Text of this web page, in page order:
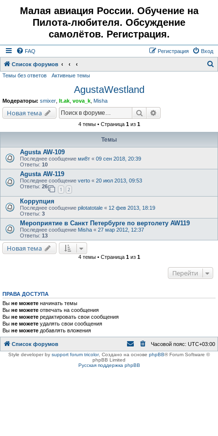
Малая авиация России. Обучение на
Пилота-любителя. Обсуждение
самолётов. Регистрация.
FAQ Вход
Регистрация
Список форумов
Темы без ответов Активные темы
AgustaWestland
Модераторы: smixer lt.ak vova_k Misha
Новая тема Поиск
4 темы • Страница 1из 1
Темы
Agusta AW-109
Последнее сообщение ми8т « 09 сен 2018, 20:39
Ответы: 10
Agusta AW-119
Последнее сообщение verto « 20 июл 2013, 09:53
Ответы: 26
1 2
Коррупция
Последнее сообщение pilotatotale « 12 фев 2013, 18:19
Ответы: 3
Мероприятие в Санкт Петербурге по вертолету AW119
Последнее сообщение Misha « 27 мар 2012, 12:37
Ответы: 13
Новая тема
4 темы • Страница 1из 1
Перейти
ПРАВА ДОСТУПА
Вы не можете начинать темы
Вы не можете отвечать на сообщения
Вы не можете редактировать свои сообщения
Вы не можете удалять свои сообщения
Вы не можете добавлять вложения
Список форумов Часовой пояс: UTC+03:00
Style developer by support forum tricolor, Создано на основе phpBB® Forum Software ©
phpBB Limited
Русская поддержка phpBB